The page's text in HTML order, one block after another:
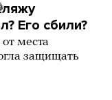
Его сбили?
места
защищать